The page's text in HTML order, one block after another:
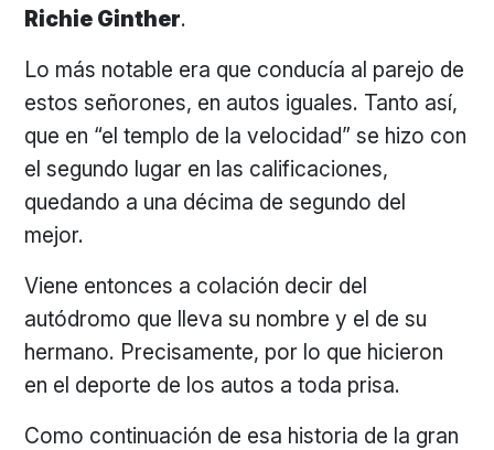
Richie Ginther.
Lo más notable era que conducía al parejo de
estos señorones, en autos iguales. Tanto así,
que en “el templo de la velocidad” se hizo con
el segundo lugar en las calificaciones,
quedando a una décima de segundo del
mejor.
Viene entonces a colación decir del
autódromo que lleva su nombre y el de su
hermano. Precisamente, por lo que hicieron
en el deporte de los autos a toda prisa.
Como continuación de esa historia de la gran